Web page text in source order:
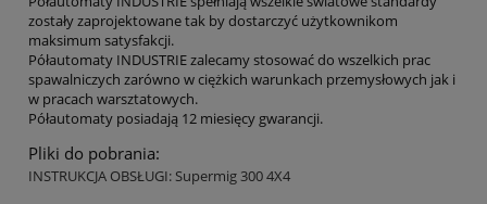
zostały zaprojektowane tak by dostarczyć użytkownikom
maksimum satysfakcji.
Półautomaty INDUSTRIE zalecamy stosować do wszelkich prac
spawalniczych zarówno w ciężkich warunkach przemysłowych jak i
w pracach warsztatowych.
Półautomaty posiadają 12 miesięcy gwarancji.
Pliki do pobrania:
INSTRUKCJA OBSŁUGI: Supermig 300 4X4